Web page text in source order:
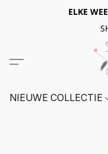
ELKE
NIEUWE COLLECTIE